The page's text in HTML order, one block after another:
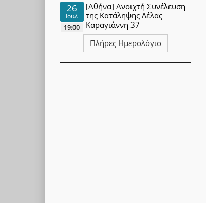
26
Ιουλ
19:00
[Αθήνα] Ανοιχτή Συνέλευση
της Κατάληψης Λέλας
Καραγιάννη 37
Πλήρες Ημερολόγιο